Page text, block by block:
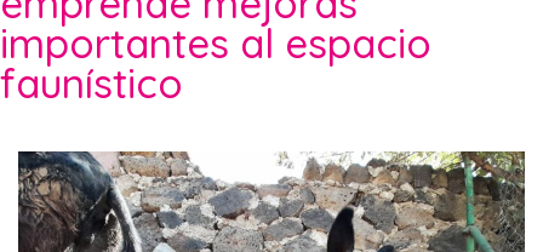
importantes al espacio
faunístico